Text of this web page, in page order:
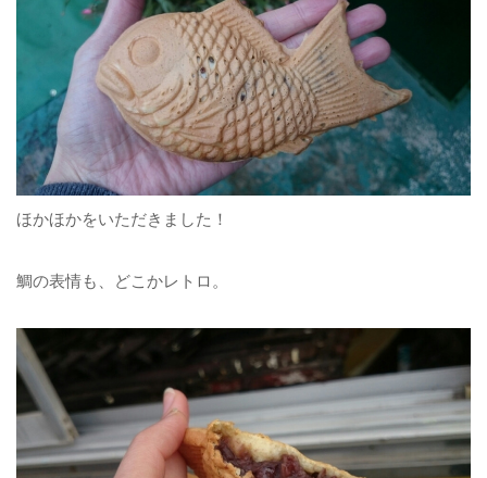
ほかほかをいただきました！
鯛の表情も、どこかレトロ。